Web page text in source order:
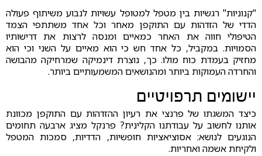
"קנוניות" רגשיות בין מטפל למטופל עשויות לנבוע משיתוף פעולה
הדדי של הזדהות עם התוקפן מאחר וכל אחד משתתפי הצמד
הטיפולי חווה את האחר כמאיים ומנסה לרצות את דרישותיו
הסמויות. במקביל, כל אחד חש כי הוא מאיים על השני וכי הוא
מחזיק בעמדת כוח מולו. כך, נוצרת דינמיקה שמרחיקה מהבושה
והחרדה העמוקות ביותר ומהנושאים המשמעותיים ביותר.
יישומים תרפויטיים
כיצד המשגתו של פרנצי את רעיון ההזדהות עם התוקפן מכוונת
אותנו לחשוב על עבודתנו הקלינית? פרנקל מציג ארבעה תחומים
הנוגעים לנושא: אסוציאציות חופשיות, הדדיות, סמכות המטפל
ולקיחת אשמה ואחריות.